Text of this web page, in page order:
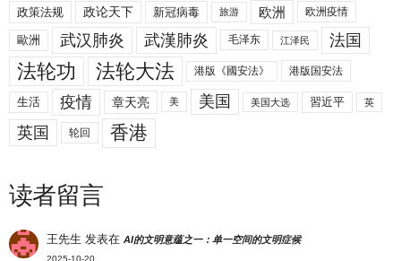
政策法规 政论天下 新冠病毒 旅游 欧洲 欧洲疫情
歐洲 武汉肺炎 武漢肺炎 毛泽东 江泽民 法国
法轮功 法轮大法 港版《國安法》 港版国安法
生活 疫情 章天亮 美 美国 美国大选 習近平 英
英国 轮回 香港
读者留言
王先生 发表在AI的文明意蕴之一：单一空间的文明症候
2025-10-20